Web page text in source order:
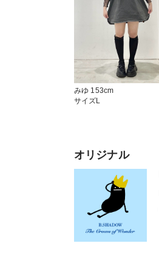
みゆ 153cm
サイズL
オリジナル